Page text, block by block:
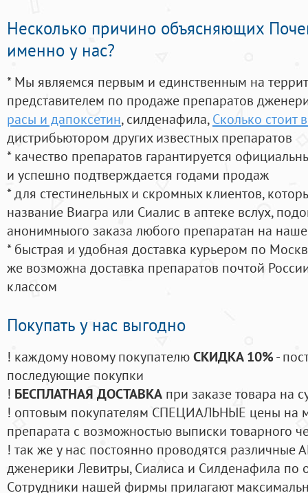
Несколько причино объясняющих
именно у нас?
* Мы являемся первым и единственным на
представителем по продаже препаратов
расы и дапоксетин, силденафила, Сколько стоит
дистрибьютором других известных препаратов
* качество препаратов гарантируется
и успешно подтверждается годами продаж
* для стестинельных и скромных клиентов,
название Виагра или Сиалис в аптеке вслух,
анонимныого заказа любого препаратан на
* быстрая и удобная доставка курьером по
же возможна доставка препаратов почтой
классом
Покупать у нас выгодно
! каждому новому покупателюСКИДКА 10%-
последующие покупки
! БЕСПЛАТНАЯ ДОСТАВКА при заказе товара на
! оптовым покупателям СПЕЦИАЛЬНЫЕ цены на
препарата с возможностью выписки товарного
! так же у нас постоянно проводятся
дженерики Левитры, Сиалиса и Силденафила по
Cотрудники нашей фирмы прилагают